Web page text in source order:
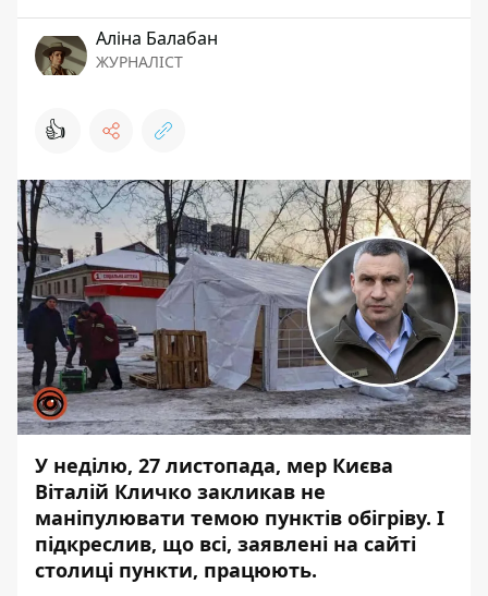
Аліна Балабан
ЖУРНАЛІСТ
👍
У неділю, 27 листопада, мер Києва
Віталій Кличко закликав не
маніпулювати темою пунктів обігріву. І
підкреслив, що всі, заявлені на сайті
столиці пункти, працюють.